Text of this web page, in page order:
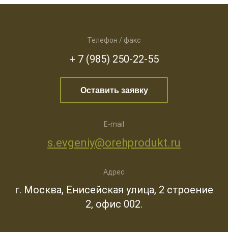
Телефон / факс
+ 7 (985) 250-22-55
Оставить заявку
E-mail
s.evgeniy@orehprodukt.ru
Адрес
г. Москва, Енисейская улица, 2 строение
2, офис 002.